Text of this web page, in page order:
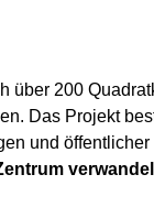
über 200
Das Projekt
und